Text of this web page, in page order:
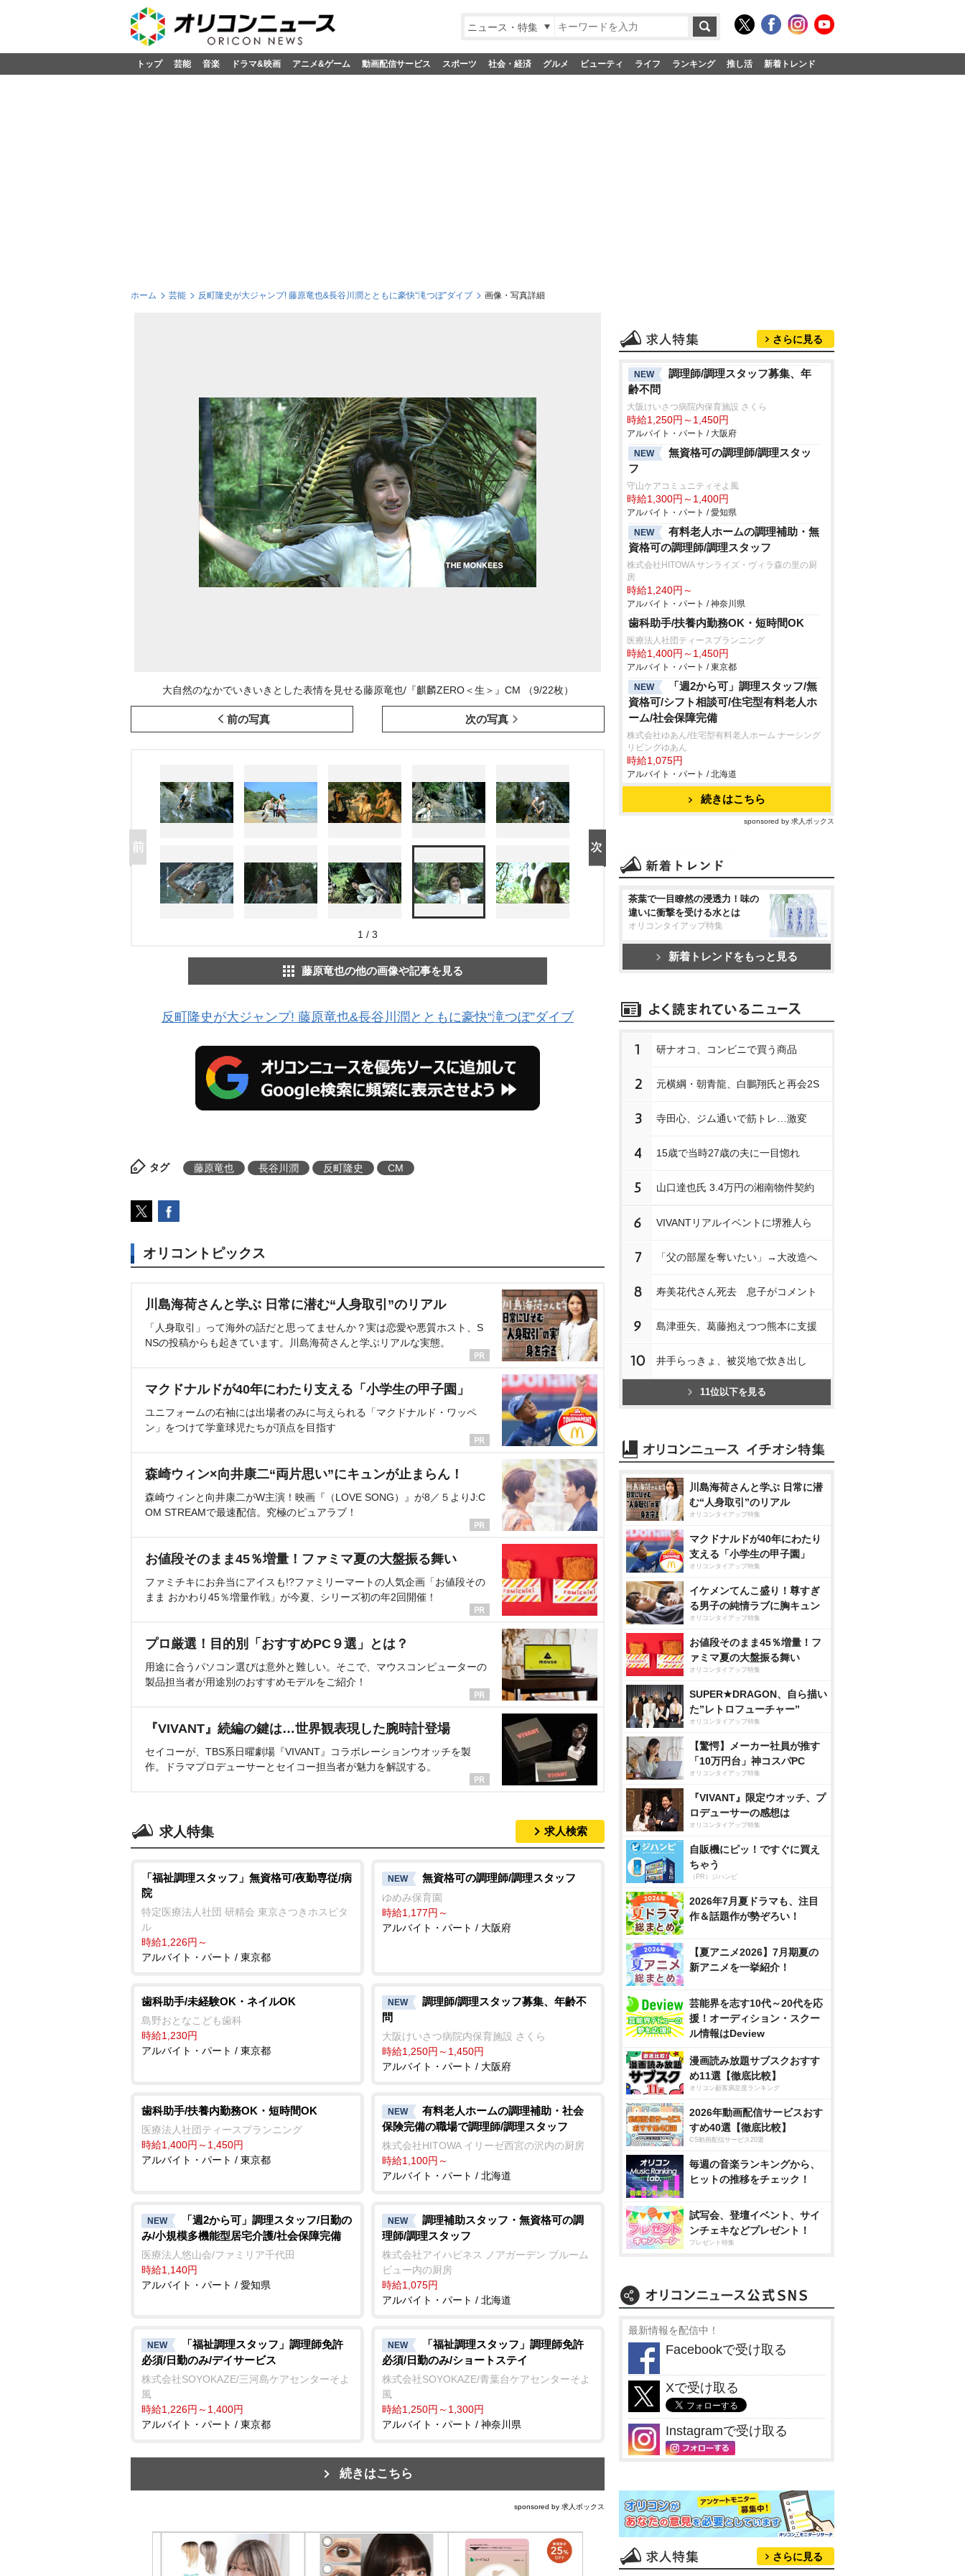
ニュース・特集
トップ 芸能 音楽 ドラマ&映画 アニメ&ゲーム 動画配信サービス スポーツ 社会・経済 グルメ ビューティ ライフ ランキング 推し活 新着トレンド
ホーム 芸能 反町隆史が大ジャンプ! 藤原竜也&長谷川潤とともに豪快“滝つぼ”ダイブ 画像・写真詳細
大自然のなかでいきいきとした表情を見せる藤原竜也/『麒麟ZERO＜生＞』CM （9/22枚）
前の写真 次の写真
1 / 3
藤原竜也の他の画像や記事を見る
反町隆史が大ジャンプ! 藤原竜也&長谷川潤とともに豪快“滝つぼ”ダイブ
タグ 藤原竜也 長谷川潤 反町隆史 CM
オリコントピックス
川島海荷さんと学ぶ 日常に潜む“人身取引”のリアル
「人身取引」って海外の話だと思ってませんか？実は恋愛や悪質ホスト、S
NSの投稿からも起きています。川島海荷さんと学ぶリアルな実態。
マクドナルドが40年にわたり支える「小学生の甲子園」
ユニフォームの右袖には出場者のみに与えられる「マクドナルド・ワッペ
ン」をつけて学童球児たちが頂点を目指す
森崎ウィン×向井康二“両片思い”にキュンが止まらん！
森崎ウィンと向井康二がW主演！映画『（LOVE SONG）』が8／５よりJ:C
OM STREAMで最速配信。究極のピュアラブ！
お値段そのまま45％増量！ファミマ夏の大盤振る舞い
ファミチキにお弁当にアイスも!?ファミリーマートの人気企画「お値段その
まま おかわり45％増量作戦」が今夏、シリーズ初の年2回開催！
プロ厳選！目的別「おすすめPC９選」とは？
用途に合うパソコン選びは意外と難しい。そこで、マウスコンピューターの
製品担当者が用途別のおすすめモデルをご紹介！
『VIVANT』続編の鍵は…世界観表現した腕時計登場
セイコーが、TBS系日曜劇場『VIVANT』コラボレーションウオッチを製
作。ドラマプロデューサーとセイコー担当者が魅力を解説する。
求人特集 求人検索
「福祉調理スタッフ」無資格可/夜勤専従/病
院
特定医療法人社団 研精会 東京さつきホスピタ
ル
時給1,226円～
アルバイト・パート / 東京都
NEW 無資格可の調理師/調理スタッフ
ゆめみ保育園
時給1,177円～
アルバイト・パート / 大阪府
歯科助手/未経験OK・ネイルOK
島野おとなこども歯科
時給1,230円
アルバイト・パート / 東京都
NEW
調理師/調理スタッフ募集、年齢不
問
大阪けいさつ病院内保育施設 さくら
時給1,250円～1,450円
アルバイト・パート / 大阪府
歯科助手/扶養内勤務OK・短時間OK
医療法人社団ティースプランニング
時給1,400円～1,450円
アルバイト・パート / 東京都
NEW
有料老人ホームの調理補助・社会
保険完備の職場で調理師/調理スタッフ
株式会社HITOWA イリーゼ西宮の沢内の厨房
時給1,100円～
アルバイト・パート / 北海道
NEW
「週2から可」調理スタッフ/日勤の
み/小規模多機能型居宅介護/社会保障完備
医療法人悠山会/ファミリア千代田
時給1,140円
アルバイト・パート / 愛知県
NEW
調理補助スタッフ・無資格可の調
理師/調理スタッフ
株式会社アイハピネス ノアガーデン ブルーム
ビュー内の厨房
時給1,075円
アルバイト・パート / 北海道
NEW
「福祉調理スタッフ」調理師免許
必須/日勤のみ/デイサービス
株式会社SOYOKAZE/三河島ケアセンターそよ
風
時給1,226円～1,400円
アルバイト・パート / 東京都
NEW
「福祉調理スタッフ」調理師免許
必須/日勤のみ/ショートステイ
株式会社SOYOKAZE/青葉台ケアセンターそよ
風
時給1,250円～1,300円
アルバイト・パート / 神奈川県
続きはこちら
sponsored by 求人ボックス
さらに見る
NEW
調理師/調理スタッフ募集、年
齢不問
大阪けいさつ病院内保育施設 さくら
時給1,250円～1,450円
アルバイト・パート / 大阪府
NEW
無資格可の調理師/調理スタッ
フ
守山ケアコミュニティそよ風
時給1,300円～1,400円
アルバイト・パート / 愛知県
NEW
有料老人ホームの調理補助・無
資格可の調理師/調理スタッフ
株式会社HITOWA サンライズ・ヴィラ森の里の厨
房
時給1,240円～
アルバイト・パート / 神奈川県
歯科助手/扶養内勤務OK・短時間OK
医療法人社団ティースプランニング
時給1,400円～1,450円
アルバイト・パート / 東京都
NEW
「週2から可」調理スタッフ/無
資格可/シフト相談可/住宅型有料老人ホ
ーム/社会保障完備
株式会社ゆあん/住宅型有料老人ホーム ナーシング
リビングゆあん
時給1,075円
アルバイト・パート / 北海道
続きはこちら
sponsored by 求人ボックス
茶葉で一目瞭然の浸透力！味の
違いに衝撃を受ける水とは
オリコンタイアップ特集
新着トレンドをもっと見る
1 研ナオコ、コンビニで買う商品
2 元横綱・朝青龍、白鵬翔氏と再会2S
3 寺田心、ジム通いで筋トレ…激変
4 15歳で当時27歳の夫に一目惚れ
5 山口達也氏 3.4万円の湘南物件契約
6 VIVANTリアルイベントに堺雅人ら
7 「父の部屋を奪いたい」→大改造へ
8 寿美花代さん死去 息子がコメント
9 島津亜矢、葛藤抱えつつ熊本に支援
10 井手らっきょ、被災地で炊き出し
11位以下を見る
川島海荷さんと学ぶ 日常に潜
む“人身取引”のリアル
オリコンタイアップ特集
マクドナルドが40年にわたり
支える「小学生の甲子園」
オリコンタイアップ特集
イケメンてんこ盛り！尊すぎ
る男子の純情ラブに胸キュン
オリコンタイアップ特集
お値段そのまま45％増量！フ
ァミマ夏の大盤振る舞い
オリコンタイアップ特集
SUPER★DRAGON、自ら描い
た”レトロフューチャー”
オリコンタイアップ特集
【驚愕】メーカー社員が推す
「10万円台」神コスパPC
オリコンタイアップ特集
『VIVANT』限定ウオッチ、プ
ロデューサーの感想は
オリコンタイアップ特集
自販機にピッ！ですぐに買え
ちゃう
（PR）ジハンピ
2026年7月夏ドラマも、注目
作＆話題作が勢ぞろい！
【夏アニメ2026】7月期夏の
新アニメを一挙紹介！
芸能界を志す10代～20代を応
援！オーディション・スクー
ル情報はDeview
漫画読み放題サブスクおすす
め11選【徹底比較】
オリコン顧客満足度ランキング
2026年動画配信サービスおす
すめ40選【徹底比較】
CS動画配信サービス20選
毎週の音楽ランキングから、
ヒットの推移をチェック！
試写会、登壇イベント、サイ
ンチェキなどプレゼント！
プレゼント特集
最新情報を配信中！
Facebookで受け取る
Xで受け取る
Instagramで受け取る
さらに見る